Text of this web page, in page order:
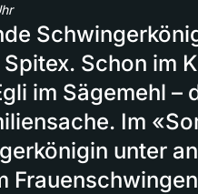
Schon im
im Sägemehl –
Im
unter